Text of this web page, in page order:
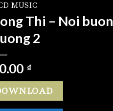
MUSIC
Thi – Noi buon
2
₫